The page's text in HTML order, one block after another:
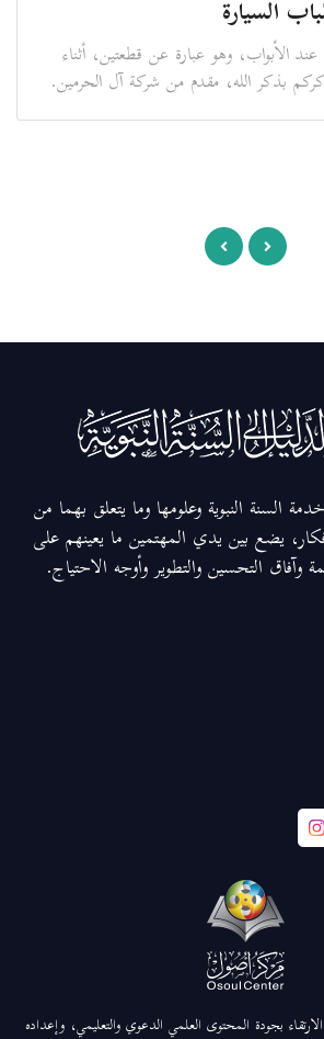
السيارة
الأبواب، وهو عبارة عن قطعتين، أثناء
بذكر الله، مقدم من شركة آل الحرمين.
السنة النبوية وعلومها وما يتعلق بهما من
يضع بين يدي المهتمين ما يعينهم على
وآفاق التحسين والتطوير وأوجه الاحتياج.
بجودة المحتوى العلمي الدعوي والتعليمي، وإعداده